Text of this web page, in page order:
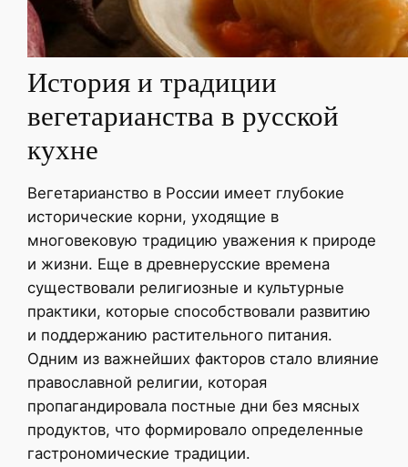
История и традиции
вегетарианства в русской
кухне
Вегетарианство в России имеет глубокие
исторические корни, уходящие в
многовековую традицию уважения к природе
и жизни. Еще в древнерусские времена
существовали религиозные и культурные
практики, которые способствовали развитию
и поддержанию растительного питания.
Одним из важнейших факторов стало влияние
православной религии, которая
пропагандировала постные дни без мясных
продуктов, что формировало определенные
гастрономические традиции.